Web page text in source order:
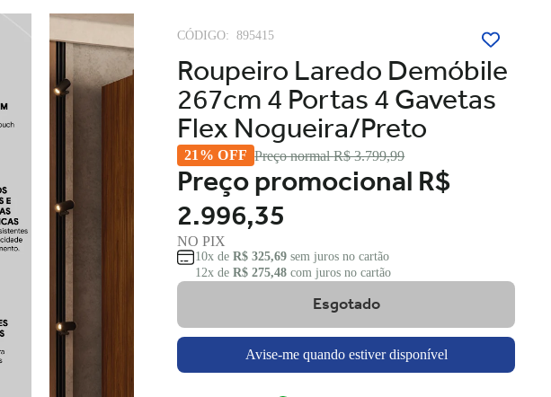
CÓDIGO: 895415
Roupeiro Laredo Demóbile
267cm 4 Portas 4 Gavetas
Flex Nogueira/Preto
21% OFF Preço normalR$ 3.799,99
Preço promocionalR$
2.996,35
NO PIX
10x de R$ 325,69 sem juros no cartão
12x de R$ 275,48 com juros no cartão
Esgotado
Avise-me quando estiver disponível